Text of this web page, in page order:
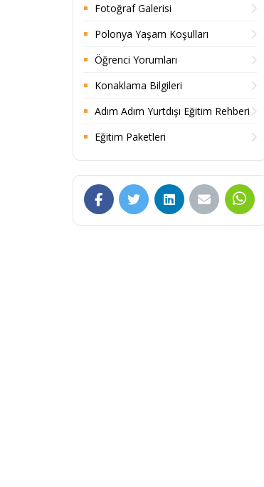
Fotoğraf Galerisi
Polonya Yaşam Koşulları
Öğrenci Yorumları
Konaklama Bilgileri
Adım Adım Yurtdışı Eğitim Rehberi
Eğitim Paketleri